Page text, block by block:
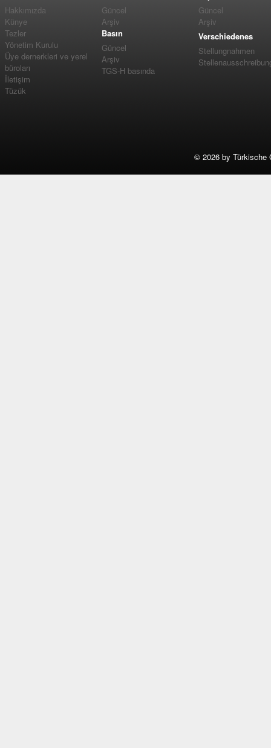
Hakkımızda
Künye
Tezler
Yönetim Kurulu
Üye dernerkleri ve yerel
büroları
İletişim
Tüzük
Güncel
Arşiv
Basın
Güncel
Arşiv
TGS-H basında
Güncel
Arşiv
Verschiedenes
Stellungnahmen
© 2026 by Türkische